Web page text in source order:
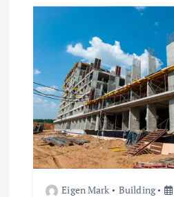
Eigen Mark Building